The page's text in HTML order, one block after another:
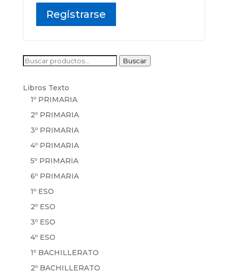
Registrarse
Buscar
Buscar
Libros Texto
1º PRIMARIA
2º PRIMARIA
3º PRIMARIA
4º PRIMARIA
5º PRIMARIA
6º PRIMARIA
1º ESO
2º ESO
3º ESO
4º ESO
1º BACHILLERATO
2º BACHILLERATO